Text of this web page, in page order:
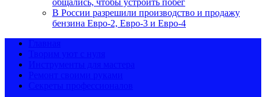
В России разрешили производство и продажу
бензина Евро-2, Евро-3 и Евро-4